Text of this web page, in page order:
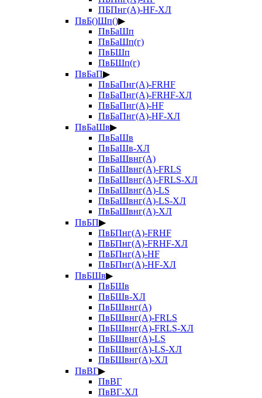
ПБПнг(А)-HF-ХЛ
ПвБ()Шп()▶
ПвБаШп
ПвБаШп(г)
ПвБШп
ПвБШп(г)
ПвБаП▶
ПвБаПнг(А)-FRHF
ПвБаПнг(А)-FRHF-ХЛ
ПвБаПнг(А)-HF
ПвБаПнг(А)-HF-ХЛ
ПвБаШв▶
ПвБаШв
ПвБаШв-ХЛ
ПвБаШвнг(А)
ПвБаШвнг(А)-FRLS
ПвБаШвнг(А)-FRLS-ХЛ
ПвБаШвнг(А)-LS
ПвБаШвнг(А)-LS-ХЛ
ПвБаШвнг(А)-ХЛ
ПвБП▶
ПвБПнг(А)-FRHF
ПвБПнг(А)-FRHF-ХЛ
ПвБПнг(А)-HF
ПвБПнг(А)-HF-ХЛ
ПвБШв▶
ПвБШв
ПвБШв-ХЛ
ПвБШвнг(А)
ПвБШвнг(А)-FRLS
ПвБШвнг(А)-FRLS-ХЛ
ПвБШвнг(А)-LS
ПвБШвнг(А)-LS-ХЛ
ПвБШвнг(А)-ХЛ
ПвВГ▶
ПвВГ
ПвВГ-ХЛ